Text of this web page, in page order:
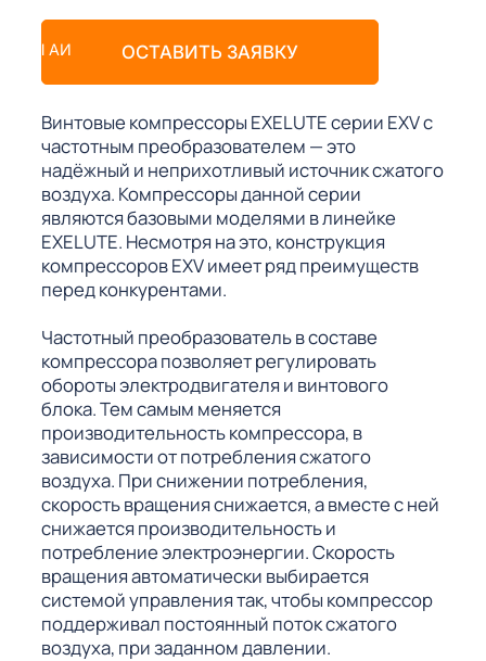
ОСТАВИТЬ ЗАЯВКУ
Винтовые компрессоры EXELUTE серии EXV с
частотным преобразователем — это
надёжный и неприхотливый источник сжатого
воздуха. Компрессоры данной серии
являются базовыми моделями в линейке
EXELUTE. Несмотря на это, конструкция
компрессоров EXV имеет ряд преимуществ
перед конкурентами.
Частотный преобразователь в составе
компрессора позволяет регулировать
обороты электродвигателя и винтового
блока. Тем самым меняется
производительность компрессора, в
зависимости от потребления сжатого
воздуха. При снижении потребления,
скорость вращения снижается, а вместе с ней
снижается производительность и
потребление электроэнергии. Скорость
вращения автоматически выбирается
системой управления так, чтобы компрессор
поддерживал постоянный поток сжатого
воздуха, при заданном давлении.
АИ